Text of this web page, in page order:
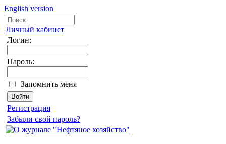
English version
Личный кабинет
Логин:
Пароль:
Запомнить меня
Регистрация
Забыли свой пароль?